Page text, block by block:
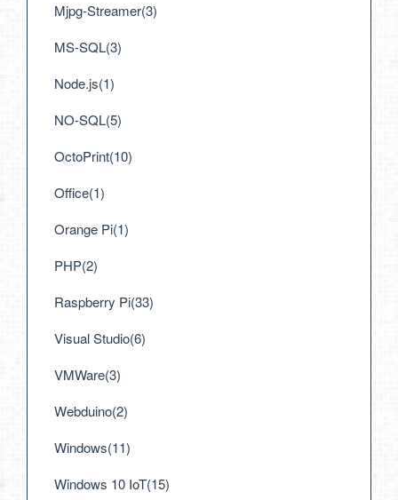
Mjpg-Streamer(3)
MS-SQL(3)
Node.js(1)
NO-SQL(5)
OctoPrint(10)
Office(1)
Orange Pi(1)
PHP(2)
Raspberry Pi(33)
Visual Studio(6)
VMWare(3)
Webduino(2)
Windows(11)
Windows 10 IoT(15)